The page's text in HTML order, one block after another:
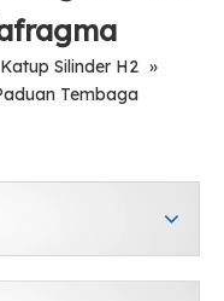
Katup Silinder H2 »
Tembaga